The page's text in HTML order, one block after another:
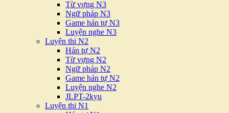
Từ vựng N3
Ngữ pháp N3
Game hán tự N3
Luyện nghe N3
Luyện thi N2
Hán tự N2
Từ vựng N2
Ngữ pháp N2
Game hán tự N2
Luyện nghe N2
JLPT-2kyu
Luyện thi N1